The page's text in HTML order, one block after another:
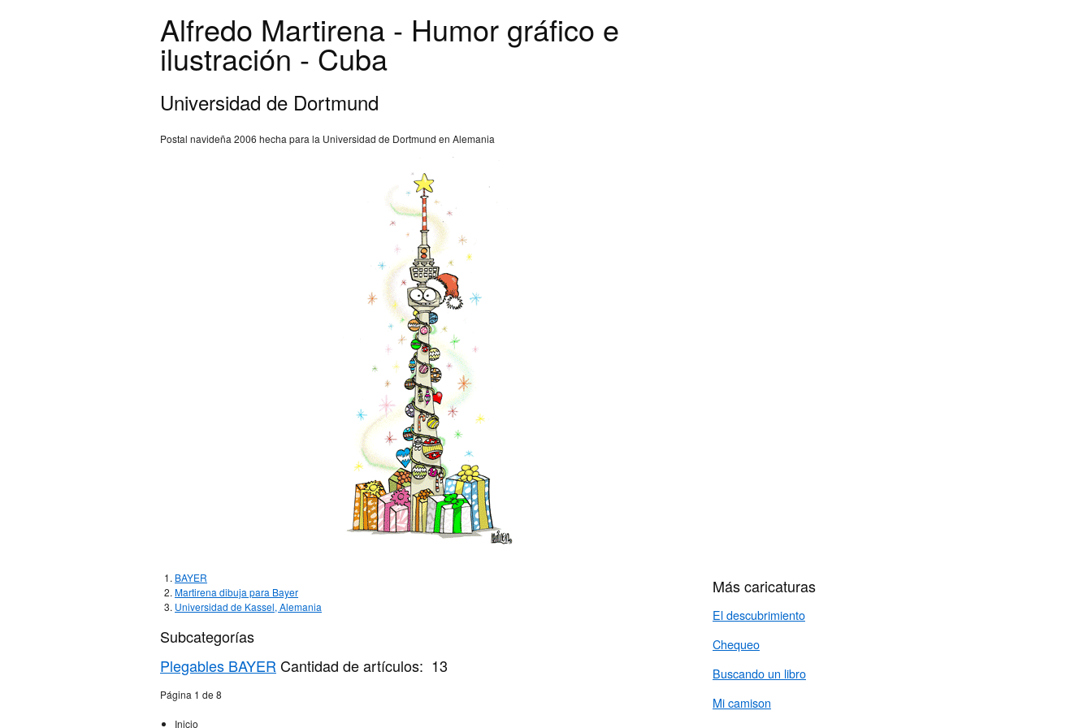
Alfredo Martirena - Humor gráfico e
ilustración - Cuba
Universidad de Dortmund
Postal navideña 2006 hecha para la Universidad de Dortmund en Alemania
BAYER
Martirena dibuja para Bayer
Universidad de Kassel, Alemania
Subcategorías
Plegables BAYER Cantidad de artículos: 13
Página 1 de 8
Inicio
Más caricaturas
El descubrimiento
Chequeo
Buscando un libro
Mi camison